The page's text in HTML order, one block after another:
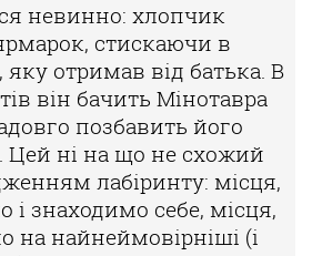
невинно: хлопчик
стискаючи в
отримав від батька. В
він бачить Мінотавра
позбавить його
Цей ні на що не схожий
лабіринту: місця,
і знаходимо себе, місця,
на найнеймовірніші (і